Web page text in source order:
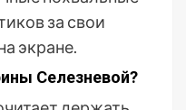
за свои
экране.
Селезневой?